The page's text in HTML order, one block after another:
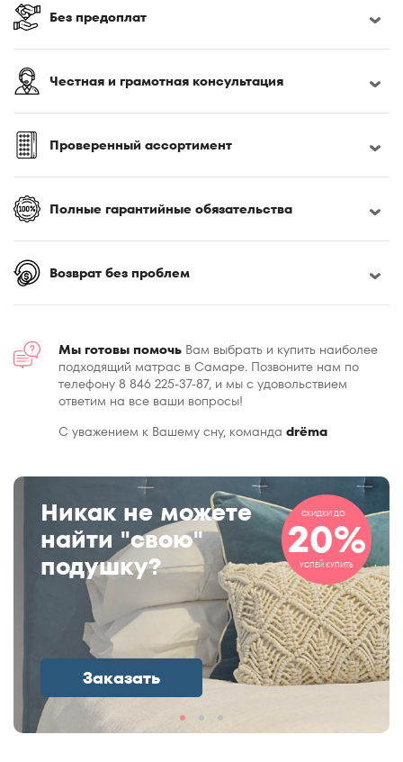
180x195
180x210
180x220
185x200
190x200
200x200
200x210
200x220
Без предоплат
Честная и грамотная консультация
Проверенный ассортимент
Полные гарантийные обязательства
Возврат без проблем
Мы готовы помочь Вам выбрать и купить наиболее
подходящий матрас в Самаре. Позвоните нам по
телефону 8 846 225-37-87, и мы с удовольствием
ответим на все ваши вопросы!
С уважением к Вашему сну, команда drёma
Никак не можете
найти "свою"
подушку?
Заказать
СКИДКИ ДО
20%
УСПЕЙ КУПИТЬ